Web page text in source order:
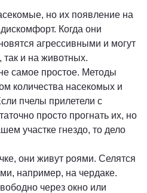
Руб.
но их появление на
Когда они
агрессивными и могут
так и на животных.
самое простое. Методы
количества насекомых и
пчелы прилетели с
просто прогнать их, но
участке гнездо, то дело
они живут роями. Селятся
например, на чердаке.
через окно или